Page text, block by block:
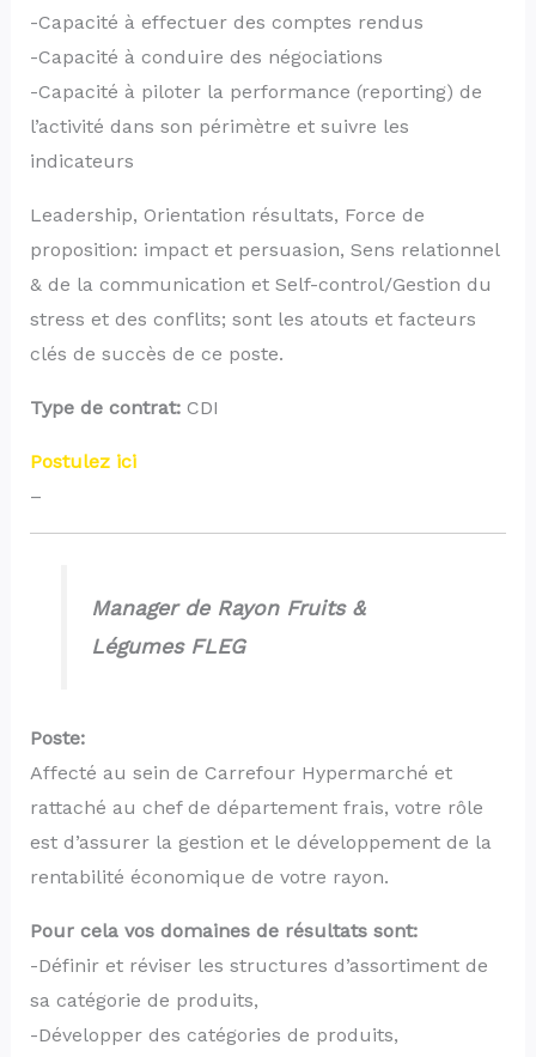
-Capacité à effectuer des comptes rendus
-Capacité à conduire des négociations
-Capacité à piloter la performance (reporting) de
l’activité dans son périmètre et suivre les
indicateurs
Leadership, Orientation résultats, Force de
proposition: impact et persuasion, Sens relationnel
& de la communication et Self-control/Gestion du
stress et des conflits; sont les atouts et facteurs
clés de succès de ce poste.
Type de contrat:CDI
Postulez ici
–
Manager de Rayon Fruits &
Légumes FLEG
Poste:
Affecté au sein de Carrefour Hypermarché et
rattaché au chef de département frais, votre rôle
est d’assurer la gestion et le développement de la
rentabilité économique de votre rayon.
Pour cela vos domaines de résultats sont:
-Définir et réviser les structures d’assortiment de
sa catégorie de produits,
-Développer des catégories de produits,